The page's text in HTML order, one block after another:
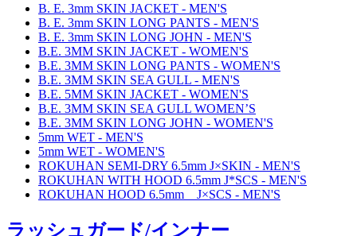
B. E. 3mm SKIN JACKET - MEN'S
B. E. 3mm SKIN LONG PANTS - MEN'S
B. E. 3mm SKIN LONG JOHN - MEN'S
B.E. 3MM SKIN JACKET - WOMEN'S
B.E. 3MM SKIN LONG PANTS - WOMEN'S
B.E. 3MM SKIN SEA GULL - MEN'S
B.E. 5MM SKIN JACKET - WOMEN'S
B.E. 3MM SKIN SEA GULL WOMEN’S
B.E. 3MM SKIN LONG JOHN - WOMEN'S
5mm WET - MEN'S
5mm WET - WOMEN'S
ROKUHAN SEMI-DRY 6.5mm J×SKIN - MEN'S
ROKUHAN WITH HOOD 6.5mm J*SCS - MEN'S
ROKUHAN HOOD 6.5mm J×SCS - MEN'S
ラッシュガード/インナー